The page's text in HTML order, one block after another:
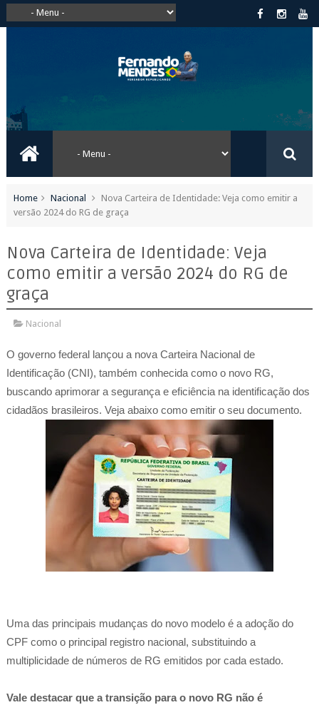
Home Nacional
Nova Carteira de Identidade: Veja como emitir a
versão 2024 do RG de graça
Nova Carteira de Identidade: Veja
como emitir a versão 2024 do RG de
graça
Nacional
O governo federal lançou a nova Carteira Nacional de
Identificação (CNI), também conhecida como o novo RG,
buscando aprimorar a segurança e eficiência na identificação dos
cidadãos brasileiros. Veja abaixo como emitir o seu documento.
Uma das principais mudanças do novo modelo é a adoção do
CPF como o principal registro nacional, substituindo a
multiplicidade de números de RG emitidos por cada estado.
Vale destacar que a transição para o novo RG não é